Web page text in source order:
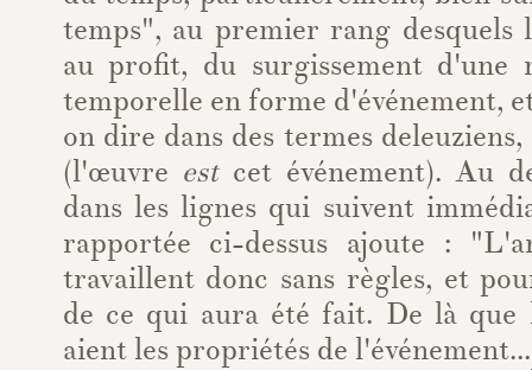
temps", au premier rang
au profit, du surgissement d'une
temporelle en forme d'événement,
on dire dans des termes
(l'œuvre estcet événement). Au
dans les lignes qui suivent
rapportée ci-dessus ajoute :
travaillent donc sans règles, et
de ce qui aura été fait. De là
aient les propriétés de l'événement...